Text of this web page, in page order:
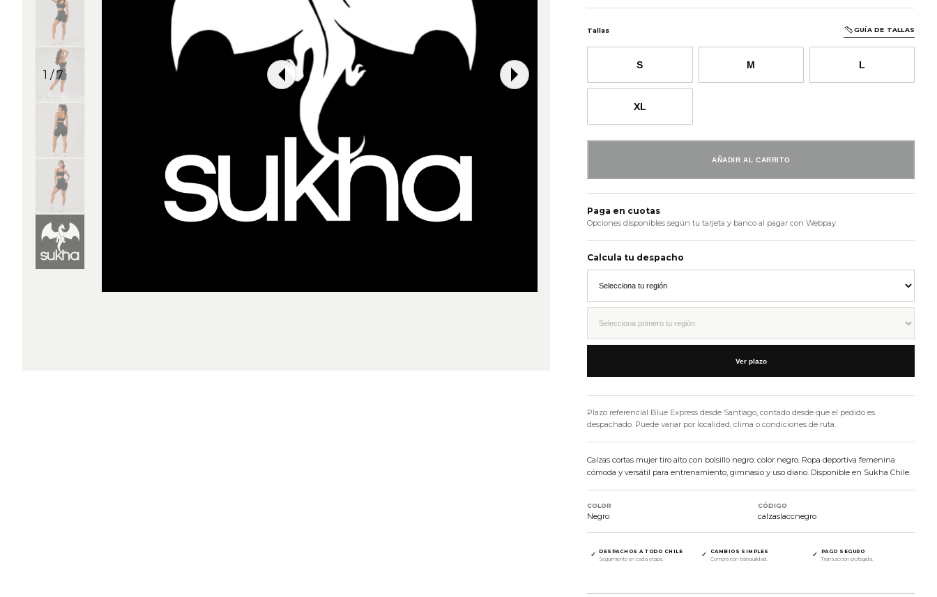
1 / 7
Tallas GUÍA DE TALLAS
S M L
XL
AÑADIR AL CARRITO
Paga en cuotas
Opciones disponibles según tu tarjeta y banco al pagar con Webpay.
Calcula tu despacho
Ver plazo
Plazo referencial Blue Express desde Santiago, contado desde que el pedido es
despachado. Puede variar por localidad, clima o condiciones de ruta.
Calzas cortas mujer tiro alto con bolsillo negro: color negro. Ropa deportiva femenina
cómoda y versátil para entrenamiento, gimnasio y uso diario. Disponible en Sukha Chile.
COLOR
Negro
CÓDIGO
calzaslaccnegro
✓ DESPACHOS A TODO CHILE
Seguimiento en cada etapa.
✓
CAMBIOS SIMPLES
Compra con tranquilidad.
✓
PAGO SEGURO
Transacción protegida.